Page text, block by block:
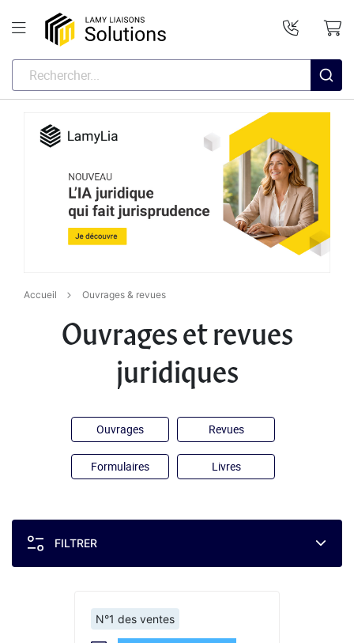
Accueil Ouvrages & revues
Ouvrages et revues
juridiques
Ouvrages Revues
Formulaires Livres
FILTRER
N°1 des ventes